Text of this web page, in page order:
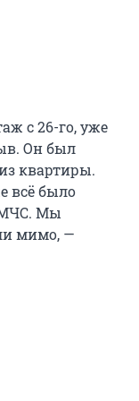
с 26-го, уже
Он был
квартиры.
всё было
МЧС. Мы
мимо, —